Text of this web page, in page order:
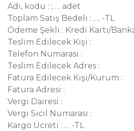
Adı, kodu : ; … adet
Toplam Satış Bedeli : …. -TL
Ödeme Şekli : Kredi Kartı/
Teslim Edilecek Kişi :
Telefon Numarası :
Teslim Edilecek Adres :
Fatura Edilecek Kişi/Kurum :
Fatura Adresi :
Vergi Dairesi :
Vergi Sicil Numarası :
Kargo Ücreti : … -TL